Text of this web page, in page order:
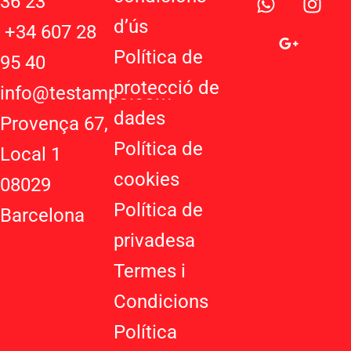
+34 607 28
95 40
info@testampo.com
Provença 67,
Local 1
08029
Barcelona
d’ús
Política de
protecció de
dades
Política de
cookies
Política de
privadesa
Termes i
Condicions
Política
h
n
o
g